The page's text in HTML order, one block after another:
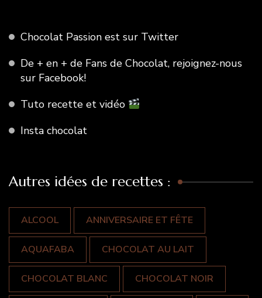
Chocolat Passion est sur Twitter
De + en + de Fans de Chocolat, rejoignez-nous
sur Facebook!
Tuto recette et vidéo
Insta chocolat
Autres idées de recettes :
ALCOOL ANNIVERSAIRE ET FÊTE
AQUAFABA CHOCOLAT AU LAIT
CHOCOLAT BLANC CHOCOLAT NOIR